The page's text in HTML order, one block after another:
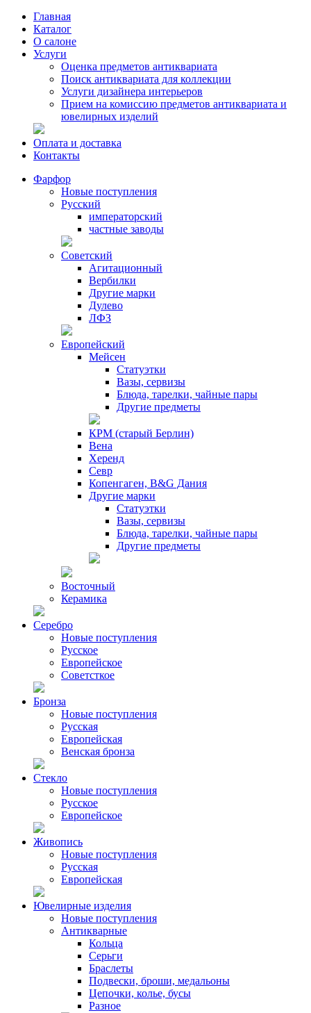
Главная
Каталог
О салоне
Услуги
Оценка предметов антиквариата
Поиск антиквариата для коллекции
Услуги дизайнера интерьеров
Прием на комиссию предметов антиквариата и
ювелирных изделий
Оплата и доставка
Контакты
Фарфор
Новые поступления
Русский
императорский
частные заводы
Советский
Агитационный
Вербилки
Другие марки
Дулево
ЛФЗ
Европейский
Мейсен
Статуэтки
Вазы, сервизы
Блюда, тарелки, чайные пары
Другие предметы
КРМ (старый Берлин)
Вена
Херенд
Севр
Копенгаген, B&G Дания
Другие марки
Статуэтки
Вазы, сервизы
Блюда, тарелки, чайные пары
Другие предметы
Восточный
Керамика
Серебро
Новые поступления
Русское
Европейское
Советсткое
Бронза
Новые поступления
Русская
Европейская
Венская бронза
Стекло
Новые поступления
Русское
Европейское
Живопись
Новые поступления
Русская
Европейская
Ювелирные изделия
Новые поступления
Антикварные
Кольца
Серьги
Браслеты
Подвески, броши, медальоны
Цепочки, колье, бусы
Разное